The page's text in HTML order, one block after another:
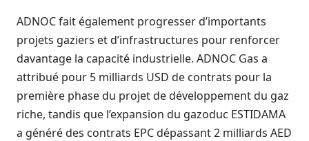
ADNOC fait également progresser d’importants
projets gaziers et d’infrastructures pour renforcer
davantage la capacité industrielle. ADNOC Gas a
attribué pour 5 milliards USD de contrats pour la
première phase du projet de développement du gaz
riche, tandis que l’expansion du gazoduc ESTIDAMA
a généré des contrats EPC dépassant 2 milliards AED